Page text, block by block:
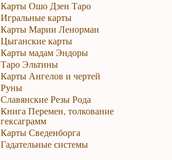
Карты Ошо Дзен Таро
Игральные карты
Карты Марии Ленорман
Цыганские карты
Карты мадам Эндоры
Таро Эльтины
Карты Ангелов и чертей
Руны
Славянские Резы Рода
Книга Перемен, толкование
гексаграмм
Карты Сведенборга
Гадательные системы